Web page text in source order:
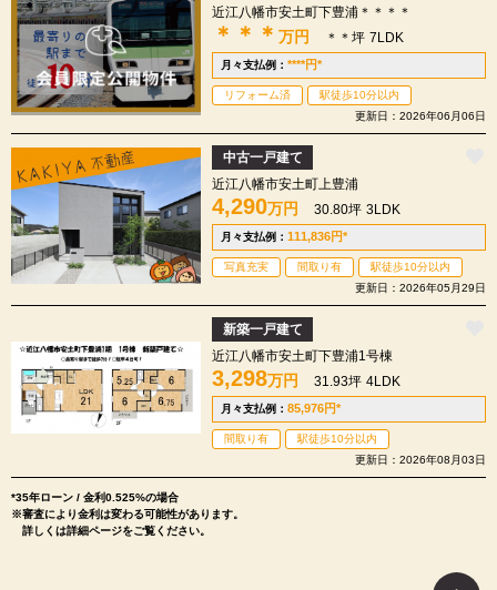
近江八幡市安土町下豊浦＊＊＊＊
＊＊＊万円 ＊＊坪 7LDK
月々支払例：****円*
リフォーム済
駅徒歩10分以内
更新日：2026年06月06日
中古一戸建て
近江八幡市安土町上豊浦
4,290万円 30.80坪 3LDK
月々支払例：111,836円*
写真充実 間取り有
駅徒歩10分以内
更新日：2026年05月29日
新築一戸建て
近江八幡市安土町下豊浦1号棟
3,298万円 31.93坪 4LDK
月々支払例：85,976円*
間取り有
駅徒歩10分以内
更新日：2026年08月03日
*35年ローン / 金利0.525%の場合
※審査により金利は変わる可能性があります。
詳しくは詳細ページをご覧ください。